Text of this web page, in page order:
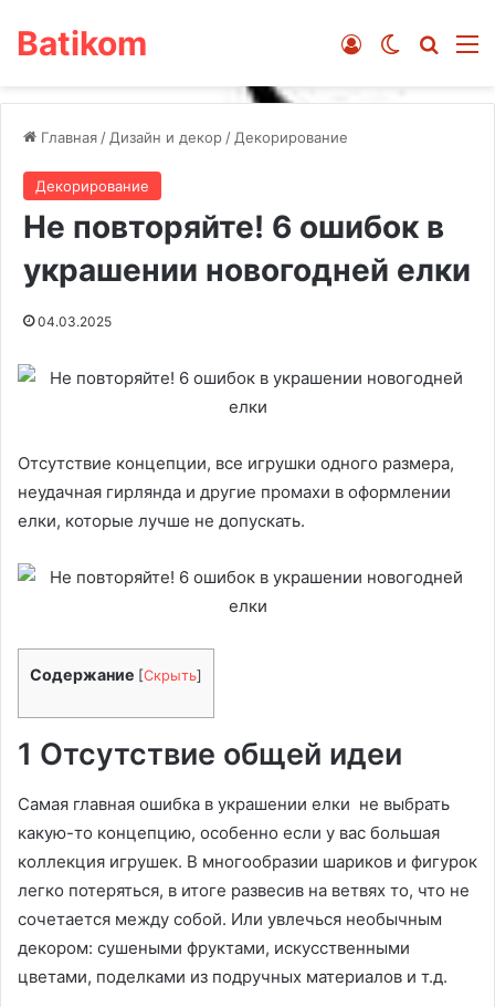
Batikom Switch skin
Войти
Главная / Дизайн и декор / Декорирование
Декорирование
Не повторяйте! 6 ошибок в
украшении новогодней елки
04.03.2025
Отсутствие концепции, все игрушки одного размера,
неудачная гирлянда и другие промахи в оформлении
елки, которые лучше не допускать.
Содержание [Скрыть]
1 Отсутствие общей идеи
Самая главная ошибка в украшении елки не выбрать
какую-то концепцию, особенно если у вас большая
коллекция игрушек. В многообразии шариков и фигурок
легко потеряться, в итоге развесив на ветвях то, что не
сочетается между собой. Или увлечься необычным
декором: сушеными фруктами, искусственными
цветами, поделками из подручных материалов и т.д.